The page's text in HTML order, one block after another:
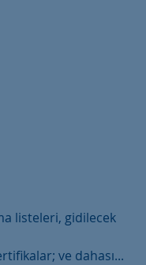
listeleri, gidilecek
ve dahası...